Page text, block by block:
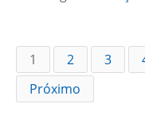
1 2 3
Próximo